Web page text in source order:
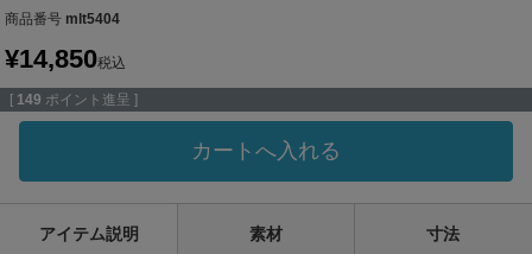
商品番号 mlt5404
¥14,850税込
[ 149 ポイント進呈 ]
カートへ入れる
アイテム説明 素材 寸法